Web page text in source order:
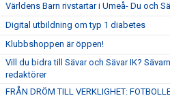
Världens Barn rivstartar i Umeå- Du och
Digital utbildning om typ 1 diabetes
Klubbshoppen är öppen!
Vill du bidra till Sävar och Sävar IK?
redaktörer
FRÅN DRÖM TILL VERKLIGHET: